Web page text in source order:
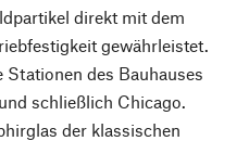
direkt mit dem
gewährleistet.
Stationen des Bauhauses
schließlich Chicago.
der klassischen